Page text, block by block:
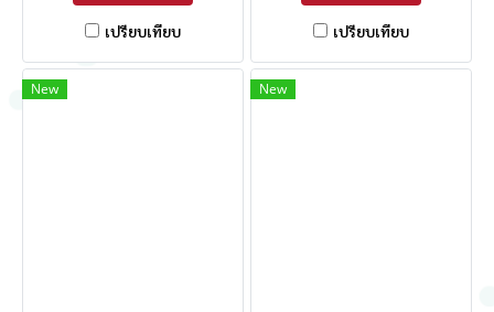
เปรียบเทียบ
เปรียบเทียบ
New New